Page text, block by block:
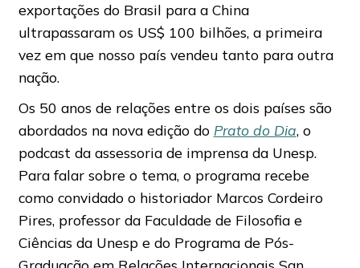
exportações do Brasil para a China
ultrapassaram os US$ 100 bilhões, a primeira
vez em que nosso país vendeu tanto para outra
nação.
Os 50 anos de relações entre os dois países são
abordados na nova edição do Prato do Dia, o
podcast da assessoria de imprensa da Unesp.
Para falar sobre o tema, o programa recebe
como convidado o historiador Marcos Cordeiro
Pires, professor da Faculdade de Filosofia e
Ciências da Unesp e do Programa de Pós-